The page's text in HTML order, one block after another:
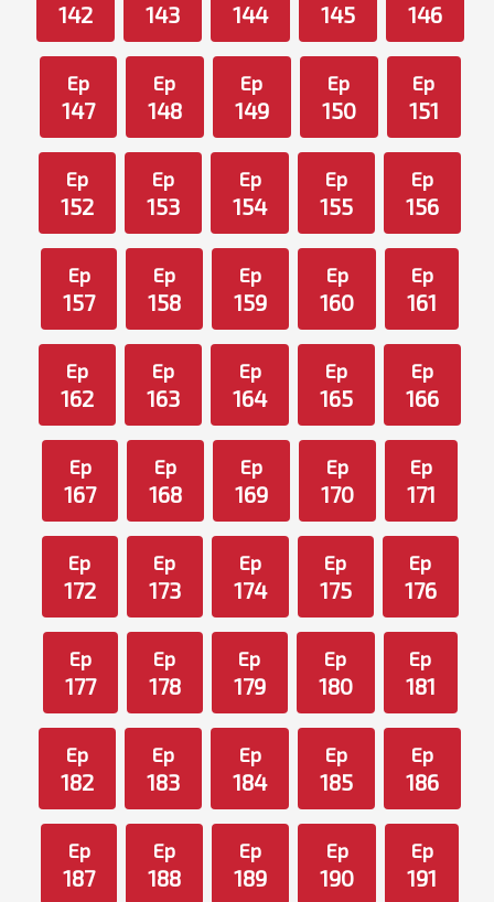
142 143 144 145 146
Ep
147
Ep
148
Ep
149
Ep
150
Ep
151
Ep
152
Ep
153
Ep
154
Ep
155
Ep
156
Ep
157
Ep
158
Ep
159
Ep
160
Ep
161
Ep
162
Ep
163
Ep
164
Ep
165
Ep
166
Ep
167
Ep
168
Ep
169
Ep
170
Ep
171
Ep
172
Ep
173
Ep
174
Ep
175
Ep
176
Ep
177
Ep
178
Ep
179
Ep
180
Ep
181
Ep
182
Ep
183
Ep
184
Ep
185
Ep
186
Ep
187
Ep
188
Ep
189
Ep
190
Ep
191